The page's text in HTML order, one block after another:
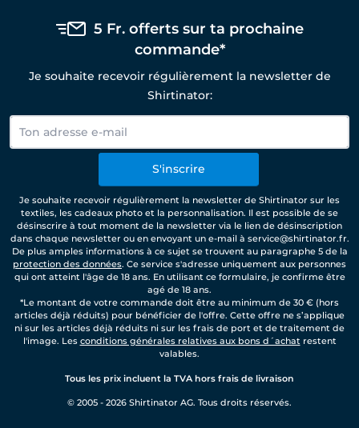
5 Fr. offerts sur ta prochaine
commande*
Je souhaite recevoir régulièrement la newsletter de
Shirtinator:
S'inscrire
Je souhaite recevoir régulièrement la newsletter de Shirtinator sur les
textiles, les cadeaux photo et la personnalisation. Il est possible de se
désinscrire à tout moment de la newsletter via le lien de désinscription
dans chaque newsletter ou en envoyant un e-mail à service@shirtinator.fr.
De plus amples informations à ce sujet se trouvent au paragraphe 5 de la
protection des données. Ce service s'adresse uniquement aux personnes
qui ont atteint l'âge de 18 ans. En utilisant ce formulaire, je confirme être
agé de 18 ans.
*Le montant de votre commande doit être au minimum de 30 € (hors
articles déjà réduits) pour bénéficier de l'offre. Cette offre ne s’applique
ni sur les articles déjà réduits ni sur les frais de port et de traitement de
l'image. Les conditions générales relatives aux bons d´achatrestent
valables.
Tous les prix incluent la TVA hors frais de livraison
© 2005 - 2026 Shirtinator AG. Tous droits réservés.